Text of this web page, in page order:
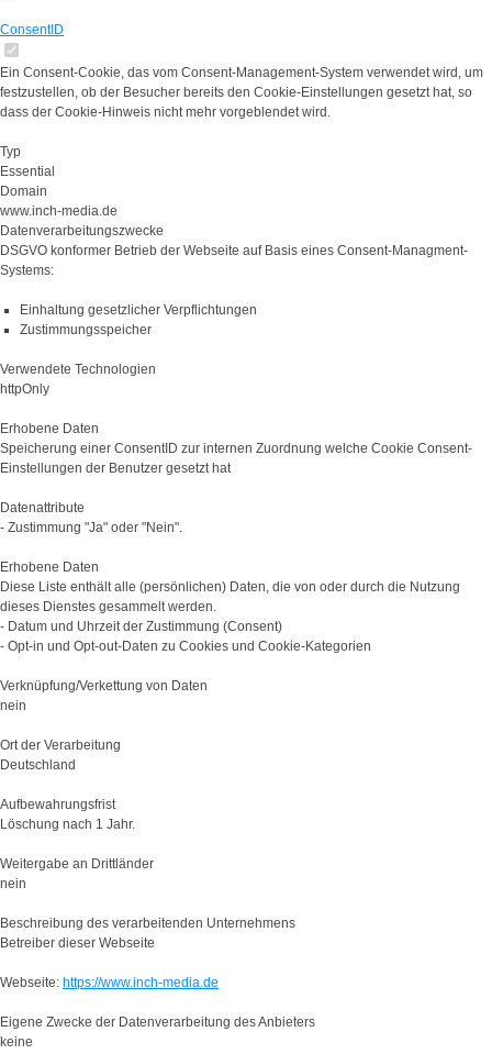
ConsentID
Ein Consent-Cookie, das vom Consent-Management-System verwendet wird, um
festzustellen, ob der Besucher bereits den Cookie-Einstellungen gesetzt hat, so
dass der Cookie-Hinweis nicht mehr vorgeblendet wird.
Typ
Essential
Domain
www.inch-media.de
Datenverarbeitungszwecke
DSGVO konformer Betrieb der Webseite auf Basis eines Consent-Managment-
Systems:
Einhaltung gesetzlicher Verpflichtungen
Zustimmungsspeicher
Verwendete Technologien
httpOnly
Erhobene Daten
Speicherung einer ConsentID zur internen Zuordnung welche Cookie Consent-
Einstellungen der Benutzer gesetzt hat
Datenattribute
- Zustimmung "Ja" oder "Nein".
Erhobene Daten
Diese Liste enthält alle (persönlichen) Daten, die von oder durch die Nutzung
dieses Dienstes gesammelt werden.
- Datum und Uhrzeit der Zustimmung (Consent)
- Opt-in und Opt-out-Daten zu Cookies und Cookie-Kategorien
Verknüpfung/Verkettung von Daten
nein
Ort der Verarbeitung
Deutschland
Aufbewahrungsfrist
Löschung nach 1 Jahr.
Weitergabe an Drittländer
nein
Beschreibung des verarbeitenden Unternehmens
Betreiber dieser Webseite
Webseite: https://www.inch-media.de
Eigene Zwecke der Datenverarbeitung des Anbieters
keine